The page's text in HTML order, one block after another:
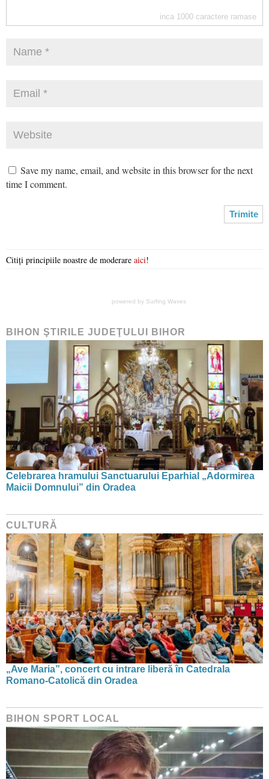
inca 1000 caractere ramase
Save my name, email, and website in this browser for the next
time I comment.
Citiți principiile noastre de moderare aici!
powered by Surfing Waves
BIHON ŞTIRILE JUDEŢULUI BIHOR
Celebrarea hramului Sanctuarului Eparhial „Adormirea
Maicii Domnului” din Oradea
CULTURĂ
„Ave Maria”, concert cu intrare liberă în Catedrala
Romano-Catolică din Oradea
BIHON SPORT LOCAL